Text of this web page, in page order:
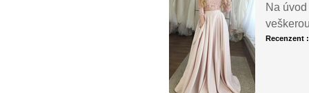
Na
Recenzent